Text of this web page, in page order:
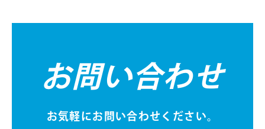
お問い合わせ
お気軽にお問い合わせください。